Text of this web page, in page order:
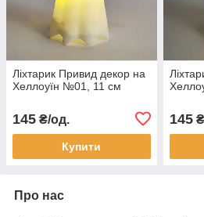
Ліхтарик Привид декор на
Хеллоуїн №01, 11 см
145 ₴/од.
Купити
145
Про нас